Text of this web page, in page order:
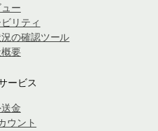
ー
リティ
の確認ツール
要
ービス
金
ウント